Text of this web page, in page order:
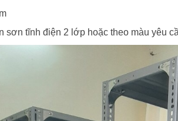
sơn tĩnh điện 2 lớp hoặc theo màu yêu